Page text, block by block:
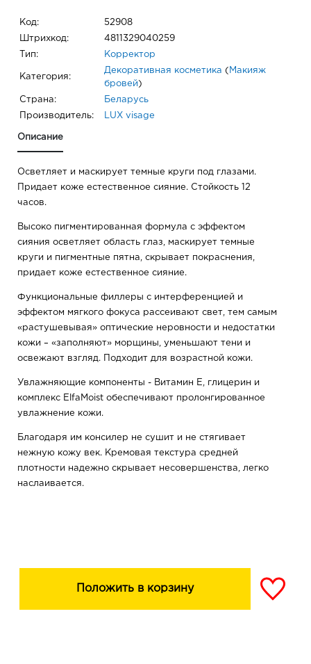
Код: 52908
Штрихкод: 4811329040259
Тип: Корректор
Категория:
Декоративная косметика ( Макияж
бровей )
Страна: Беларусь
Производитель: LUX visage
Описание
Осветляет и маскирует темные круги под глазами.
Придает коже естественное сияние. Стойкость 12
часов.
Высоко пигментированная формула с эффектом
сияния осветляет область глаз, маскирует темные
круги и пигментные пятна, скрывает покраснения,
придает коже естественное сияние.
Функциональные филлеры с интерференцией и
эффектом мягкого фокуса рассеивают свет, тем самым
«растушевывая» оптические неровности и недостатки
кожи – «заполняют» морщины, уменьшают тени и
освежают взгляд. Подходит для возрастной кожи.
Увлажняющие компоненты - Витамин Е, глицерин и
комплекс ElfaMoist обеспечивают пролонгированное
увлажнение кожи.
Благодаря им консилер не сушит и не стягивает
нежную кожу век. Кремовая текстура средней
плотности надежно скрывает несовершенства, легко
наслаивается.
Triglyceride, Octyldodecanol, Cyclohexasiloxane,
Acetamidoethoxyethanol, Hydrogenated Polyisobutene,
Положить в корзину